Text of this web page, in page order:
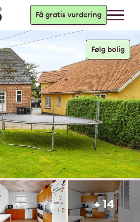
Få gratis vurdering
+ 14